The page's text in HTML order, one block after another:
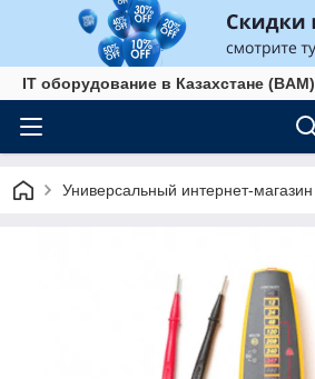
IT оборудование в Казахстане (BAM)
Универсальный интернет-магазин